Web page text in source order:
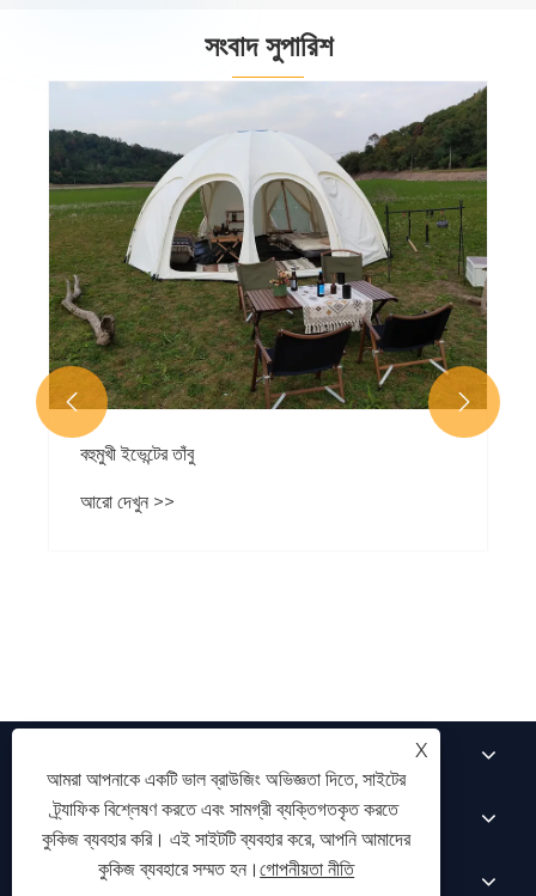
সংবাদ সুপারিশ
বহুমুখী ইভেন্টের তাঁবু
আরো দেখুন >>
 
পণ্য
X
আমরা আপনাকে একটি ভাল ব্রাউজিং অভিজ্ঞতা দিতে, সাইটের
ট্র্যাফিক বিশ্লেষণ করতে এবং সামগ্রী ব্যক্তিগতকৃত করতে
কুকিজ ব্যবহার করি। এই সাইটটি ব্যবহার করে, আপনি আমাদের
কুকিজ ব্যবহারে সম্মত হন।গোপনীয়তা নীতি